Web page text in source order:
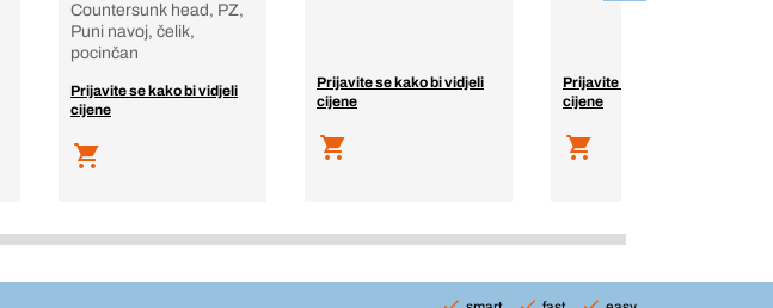
Countersunk head, PZ,
Puni navoj, čelik,
pocinčan
Prijavite se kako bi vidjeli
cijene
Prijavite se kako bi vidjeli
cijene
Prijavite se kako bi vidjeli
cijene